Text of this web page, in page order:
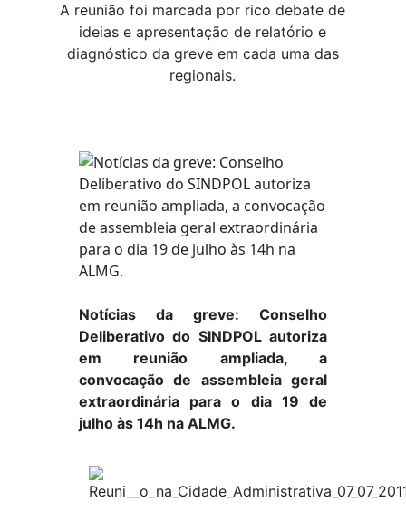
A reunião foi marcada por rico debate de
ideias e apresentação de relatório e
diagnóstico da greve em cada uma das
regionais.
Notícias da greve: Conselho
Deliberativo do SINDPOL autoriza
em reunião ampliada, a
convocação de assembleia geral
extraordinária para o dia 19 de
julho às 14h na ALMG.